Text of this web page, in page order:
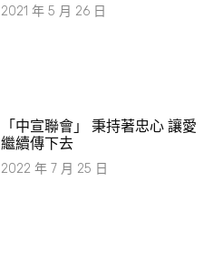
2021 年 5 月 26 日
「中宣聯會」 秉持著忠心 讓愛
繼續傳下去
2022 年 7 月 25 日